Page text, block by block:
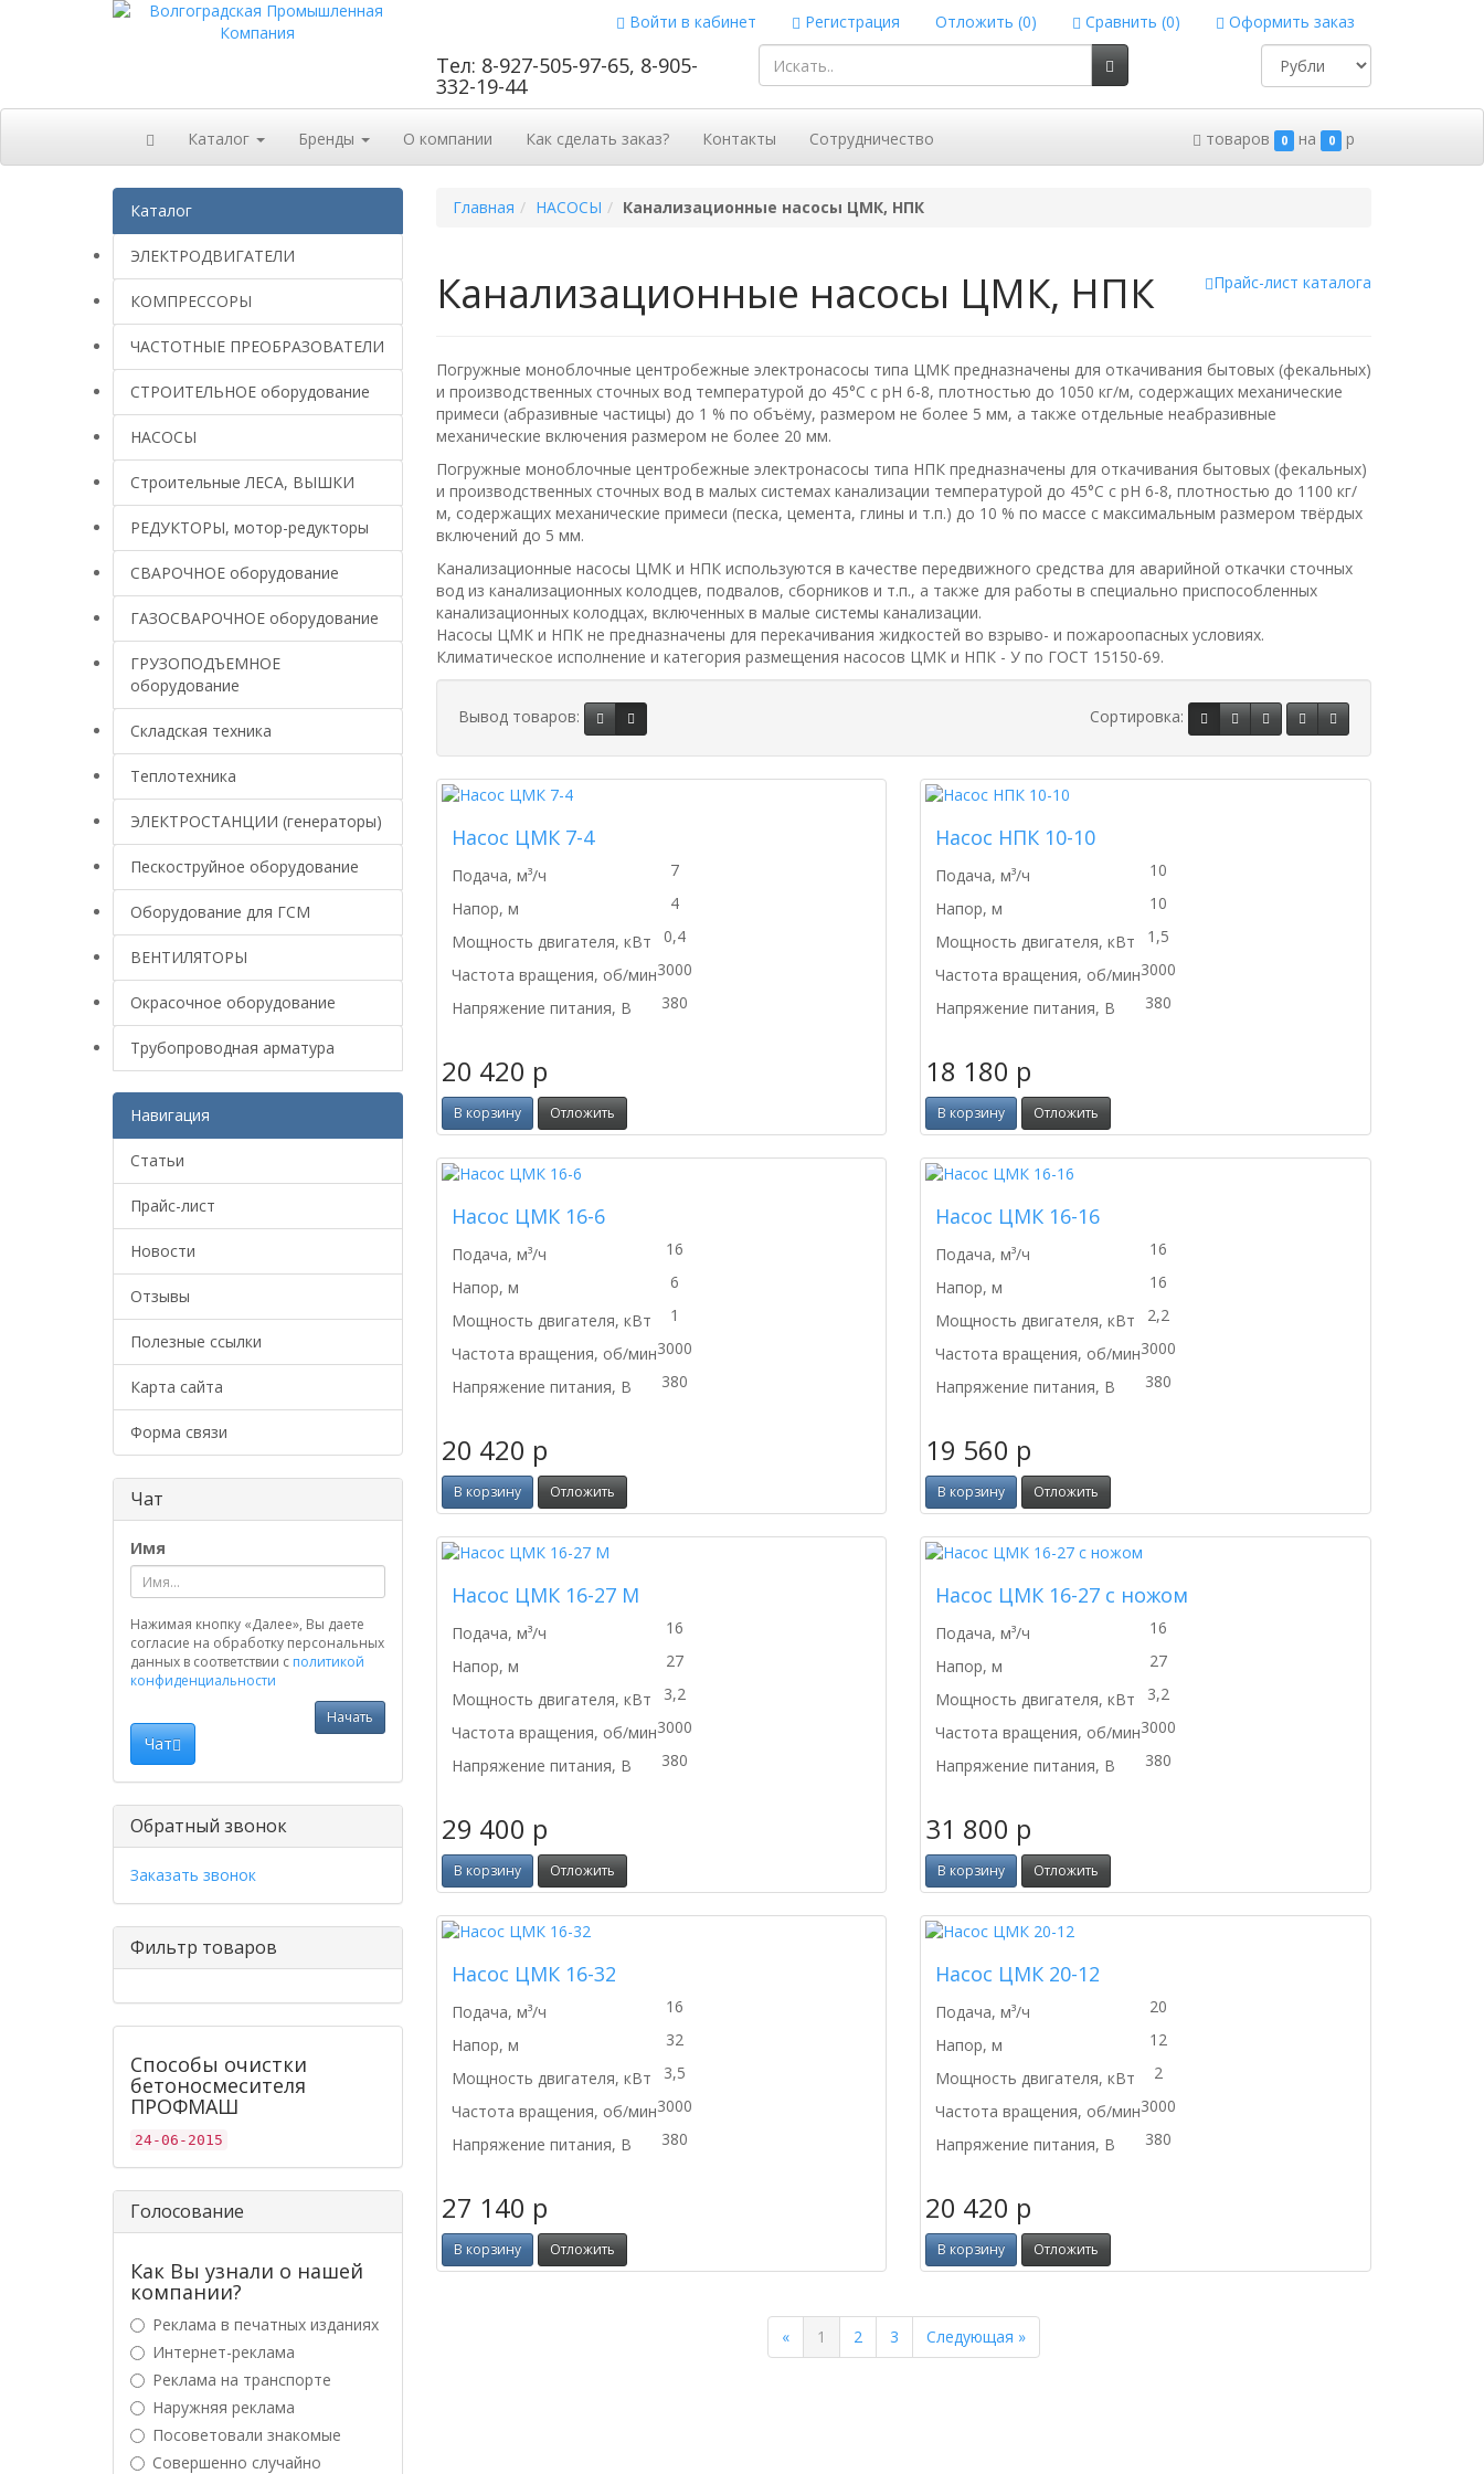
Войти в кабинет Регистрация Отложить (0) Сравнить (0) Оформить заказ
Тел: 8-927-505-97-65, 8-905-
332-19-44
Каталог Бренды О компании Как сделать заказ? Контакты Сотрудничество товаров 0 на 0 p
Каталог
ЭЛЕКТРОДВИГАТЕЛИ
КОМПРЕССОРЫ
ЧАСТОТНЫЕ ПРЕОБРАЗОВАТЕЛИ
СТРОИТЕЛЬНОЕ оборудование
НАСОСЫ
Строительные ЛЕСА, ВЫШКИ
РЕДУКТОРЫ, мотор-редукторы
СВАРОЧНОЕ оборудование
ГАЗОСВАРОЧНОЕ оборудование
ГРУЗОПОДЪЕМНОЕ
оборудование
Складская техника
Теплотехника
ЭЛЕКТРОСТАНЦИИ (генераторы)
Пескоструйное оборудование
Оборудование для ГСМ
ВЕНТИЛЯТОРЫ
Окрасочное оборудование
Трубопроводная арматура
Навигация
Статьи
Прайс-лист
Новости
Отзывы
Полезные ссылки
Карта сайта
Форма связи
Чат
Имя
Нажимая кнопку «Далее», Вы даете
согласие на обработку персональных
данных в соответствии с политикой
конфиденциальности
Начать
Чат
Обратный звонок
Заказать звонок
Фильтр товаров
Способы очистки
бетоносмесителя
ПРОФМАШ
24-06-2015
Голосование
Как Вы узнали о нашей
компании?
Реклама в печатных изданиях
Интернет-реклама
Реклама на транспорте
Наружняя реклама
Посоветовали знакомые
Совершенно случайно
Главная НАСОСЫ Канализационные насосы ЦМК, НПК
Прайс-лист каталога
Канализационные насосы ЦМК, НПК
Погружные моноблочные центробежные электронасосы типа ЦМК предназначены для откачивания бытовых (фекальных)
и производственных сточных вод температурой до 45°С с рН 6-8, плотностью до 1050 кг/м, содержащих механические
примеси (абразивные частицы) до 1 % по объёму, размером не более 5 мм, а также отдельные неабразивные
механические включения размером не более 20 мм.
Погружные моноблочные центробежные электронасосы типа НПК предназначены для откачивания бытовых (фекальных)
и производственных сточных вод в малых системах канализации температурой до 45°С с рН 6-8, плотностью до 1100 кг/
м, содержащих механические примеси (песка, цемента, глины и т.п.) до 10 % по массе с максимальным размером твёрдых
включений до 5 мм.
Канализационные насосы ЦМК и НПК используются в качестве передвижного средства для аварийной откачки сточных
вод из канализационных колодцев, подвалов, сборников и т.п., а также для работы в специально приспособленных
канализационных колодцах, включенных в малые системы канализации.
Насосы ЦМК и НПК не предназначены для перекачивания жидкостей во взрыво- и пожароопасных условиях.
Климатическое исполнение и категория размещения насосов ЦМК и НПК - У по ГОСТ 15150-69.
Вывод товаров: Сортировка:
Насос ЦМК 7-4
Подача, м³/ч
7
Напор, м
4
Мощность двигателя, кВт
0,4
Частота вращения, об/мин3000
Напряжение питания, В
380
20 420 p
В корзину Отложить
Насос НПК 10-10
Подача, м³/ч
10
Напор, м
10
Мощность двигателя, кВт
1,5
Частота вращения, об/мин3000
Напряжение питания, В
380
18 180 p
В корзину Отложить
Насос ЦМК 16-6
Подача, м³/ч
16
Напор, м
6
Мощность двигателя, кВт
1
Частота вращения, об/мин3000
Напряжение питания, В
380
20 420 p
В корзину Отложить
Насос ЦМК 16-16
Подача, м³/ч
16
Напор, м
16
Мощность двигателя, кВт
2,2
Частота вращения, об/мин3000
Напряжение питания, В
380
19 560 p
В корзину Отложить
Насос ЦМК 16-27 М
Подача, м³/ч
16
Напор, м
27
Мощность двигателя, кВт
3,2
Частота вращения, об/мин3000
Напряжение питания, В
380
29 400 p
В корзину Отложить
Насос ЦМК 16-27 с ножом
Подача, м³/ч
16
Напор, м
27
Мощность двигателя, кВт
3,2
Частота вращения, об/мин3000
Напряжение питания, В
380
31 800 p
В корзину Отложить
Насос ЦМК 16-32
Подача, м³/ч
16
Напор, м
32
Мощность двигателя, кВт
3,5
Частота вращения, об/мин3000
Напряжение питания, В
380
27 140 p
В корзину Отложить
Насос ЦМК 20-12
Подача, м³/ч
20
Напор, м
12
Мощность двигателя, кВт
2
Частота вращения, об/мин3000
Напряжение питания, В
380
20 420 p
В корзину Отложить
«Previous
1 2 3 Следующая »Next